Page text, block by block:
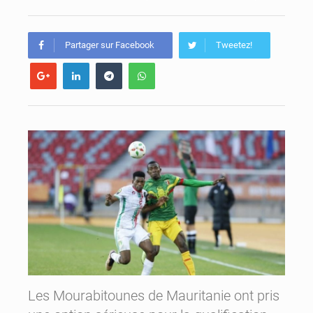
Partager sur Facebook Tweetez!
Les Mourabitounes de Mauritanie ont pris